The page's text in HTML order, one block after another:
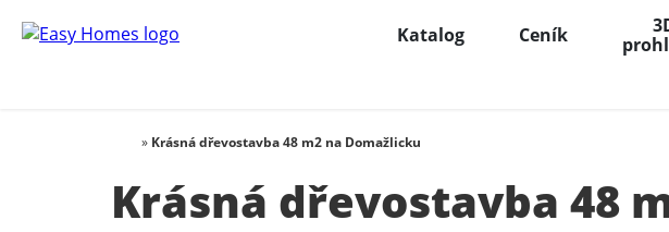
Katalog Ceník
» Krásná dřevostavba 48 m2 na Domažlicku
Krásná dřevostavba 48